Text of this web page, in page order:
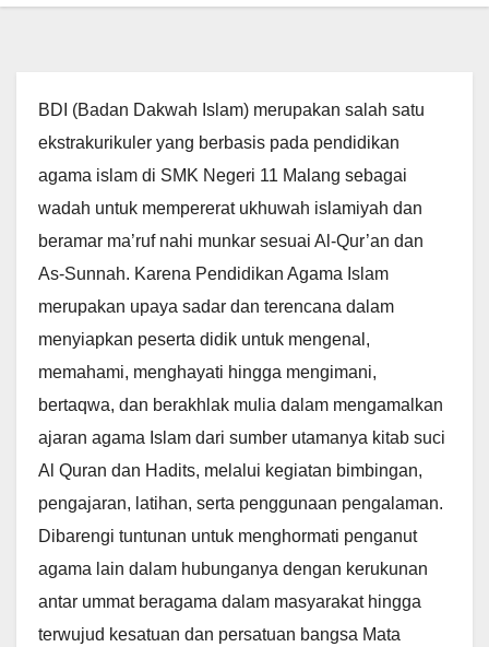
BDI (Badan Dakwah Islam) merupakan salah satu
ekstrakurikuler yang berbasis pada pendidikan
agama islam di SMK Negeri 11 Malang sebagai
wadah untuk mempererat ukhuwah islamiyah dan
beramar ma’ruf nahi munkar sesuai Al-Qur’an dan
As-Sunnah. Karena Pendidikan Agama Islam
merupakan upaya sadar dan terencana dalam
menyiapkan peserta didik untuk mengenal,
memahami, menghayati hingga mengimani,
bertaqwa, dan berakhlak mulia dalam mengamalkan
ajaran agama Islam dari sumber utamanya kitab suci
Al Quran dan Hadits, melalui kegiatan bimbingan,
pengajaran, latihan, serta penggunaan pengalaman.
Dibarengi tuntunan untuk menghormati penganut
agama lain dalam hubunganya dengan kerukunan
antar ummat beragama dalam masyarakat hingga
terwujud kesatuan dan persatuan bangsa Mata